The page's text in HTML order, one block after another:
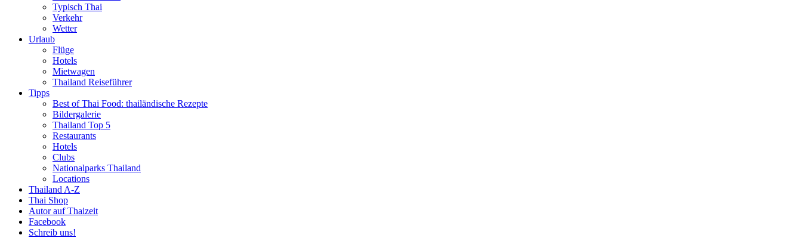
Typisch Thai
Verkehr
Wetter
Urlaub
Flüge
Hotels
Mietwagen
Thailand Reiseführer
Tipps
Best of Thai Food: thailändische Rezepte
Bildergalerie
Thailand Top 5
Restaurants
Hotels
Clubs
Nationalparks Thailand
Locations
Thailand A-Z
Thai Shop
Autor auf Thaizeit
Facebook
Schreib uns!